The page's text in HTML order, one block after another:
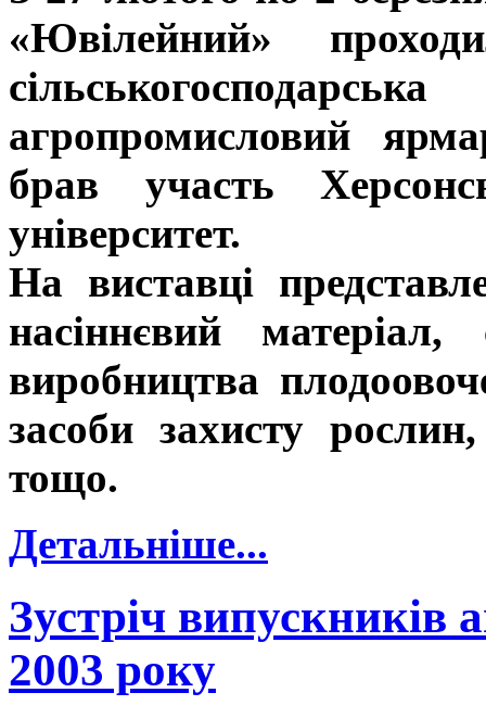
«Ювілейний»
агропромисловий
брав участь
університет.
На виставці
насіннєвий матеріал,
виробництва
засоби захисту
тощо.
Детальніше...
Зустріч випускників
2003 року